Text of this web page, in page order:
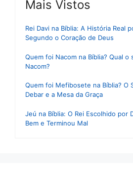
Mais Vistos
Rei Davi na Bíblia: A História Real
Segundo o Coração de Deus
Quem foi Nacom na Bíblia? Qual o
Nacom?
Quem foi Mefibosete na Bíblia? O
Debar e a Mesa da Graça
Jeú na Bíblia: O Rei Escolhido por
Bem e Terminou Mal